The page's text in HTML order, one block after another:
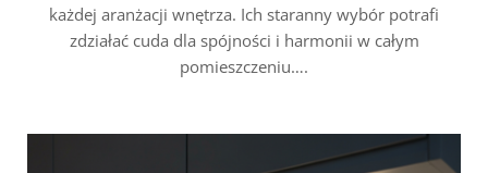
każdej aranżacji wnętrza. Ich staranny wybór potrafi
zdziałać cuda dla spójności i harmonii w całym
pomieszczeniu….